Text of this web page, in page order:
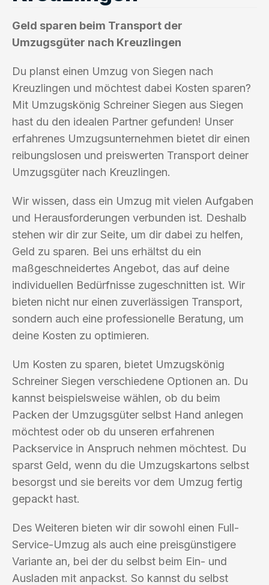
Geld sparen beim Transport der
Umzugsgüter nach Kreuzlingen
Du planst einen Umzug von Siegen nach
Kreuzlingen und möchtest dabei Kosten sparen?
Mit Umzugskönig Schreiner Siegen aus Siegen
hast du den idealen Partner gefunden! Unser
erfahrenes Umzugsunternehmen bietet dir einen
reibungslosen und preiswerten Transport deiner
Umzugsgüter nach Kreuzlingen.
Wir wissen, dass ein Umzug mit vielen Aufgaben
und Herausforderungen verbunden ist. Deshalb
stehen wir dir zur Seite, um dir dabei zu helfen,
Geld zu sparen. Bei uns erhältst du ein
maßgeschneidertes Angebot, das auf deine
individuellen Bedürfnisse zugeschnitten ist. Wir
bieten nicht nur einen zuverlässigen Transport,
sondern auch eine professionelle Beratung, um
deine Kosten zu optimieren.
Um Kosten zu sparen, bietet Umzugskönig
Schreiner Siegen verschiedene Optionen an. Du
kannst beispielsweise wählen, ob du beim
Packen der Umzugsgüter selbst Hand anlegen
möchtest oder ob du unseren erfahrenen
Packservice in Anspruch nehmen möchtest. Du
sparst Geld, wenn du die Umzugskartons selbst
besorgst und sie bereits vor dem Umzug fertig
gepackt hast.
Des Weiteren bieten wir dir sowohl einen Full-
Service-Umzug als auch eine preisgünstigere
Variante an, bei der du selbst beim Ein- und
Ausladen mit anpackst. So kannst du selbst